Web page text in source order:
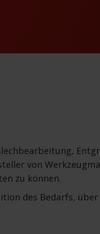
von
zu können.
des Bedarfs,